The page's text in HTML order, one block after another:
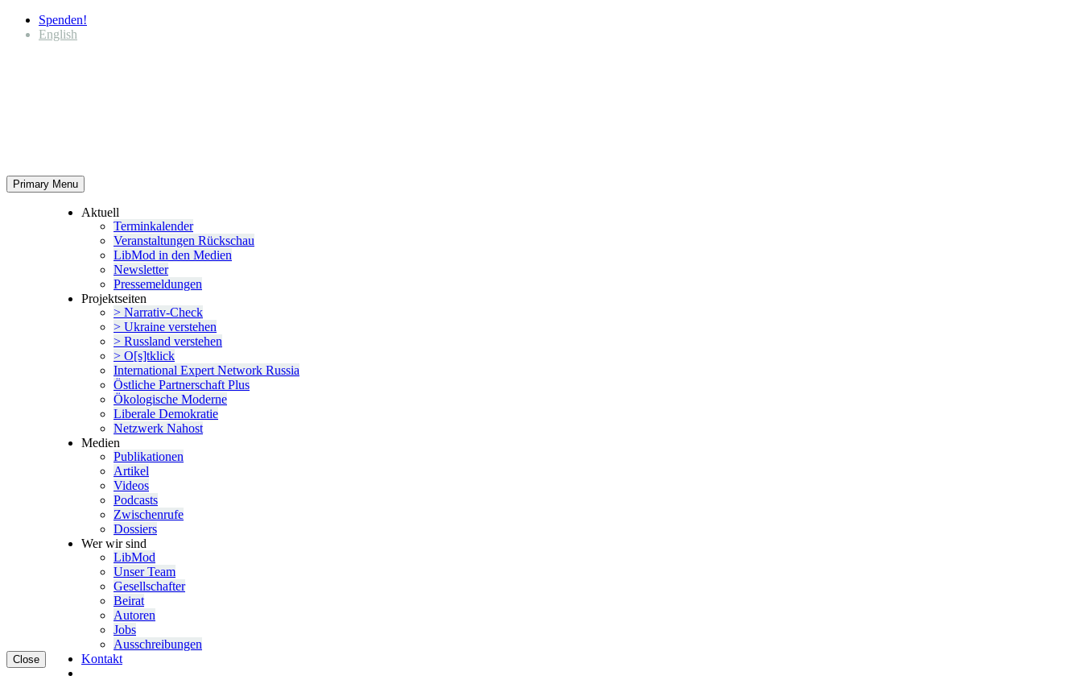
Spenden!
English
Primary Menu
Close
Aktuell
Termin­ka­lender
Veran­stal­tungen Rückschau
LibMod in den Medien
Newsletter
Presse­mel­dungen
Projekt­seiten
> Narrativ-Check
> Ukraine verstehen
> Russland verstehen
> O[s]tklick
Inter­na­tional Expert Network Russia
Östliche Partner­schaft Plus
Ökolo­gische Moderne
Liberale Demokratie
Netzwerk Nahost
Medien
Publi­ka­tionen
Artikel
Videos
Podcasts
Zwischenrufe
Dossiers
Wer wir sind
LibMod
Unser Team
Gesell­schafter
Beirat
Autoren
Jobs
Ausschrei­bungen
Kontakt